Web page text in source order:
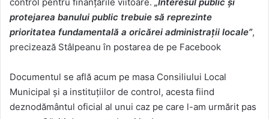
protejarea banului public trebuie să reprezinte
prioritatea fundamentală a oricărei administrații locale”,
precizează Stâlpeanu în postarea de pe Facebook
Documentul se află acum pe masa Consiliului Local
Municipal și a instituțiilor de control, acesta fiind
deznodământul oficial al unui caz pe care l-am urmărit pas